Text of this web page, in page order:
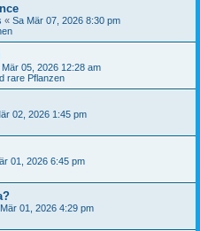
« Sa Mär 07, 2026 8:30 pm
Mär 05, 2026 12:28 am
rare Pflanzen
02, 2026 1:45 pm
01, 2026 6:45 pm
01, 2026 4:29 pm